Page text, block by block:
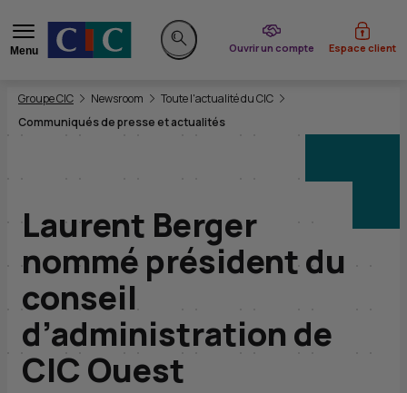
Menu
Rechercher sur le site
Ouvrir un compte
du CIC Espace client
Vous êtes ici:
Groupe CIC Newsroom
Toute l'actualité du CIC
Communiqués de presse et actualités
Laurent Berger
nommé président du
conseil
d’administration de
CIC Ouest